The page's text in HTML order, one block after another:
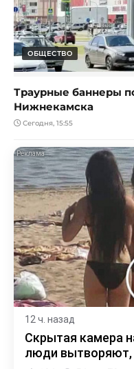
ОБЩЕСТВО
Траурные баннеры
Нижнекамска
Сегодня, 15:55
12 ч. назад
Скрытая камера
люди вытворяют,